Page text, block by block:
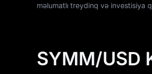
məlumatlı treydinq və investisiya
SYMM/USD